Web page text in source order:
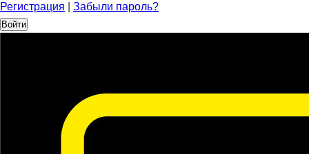
Регистрация Забыли пароль?